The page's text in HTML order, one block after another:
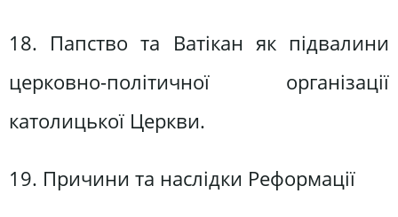
18. Папство та Ватікан як підвалини
церковно-політичної організації
католицької Церкви.
19. Причини та наслідки Реформації